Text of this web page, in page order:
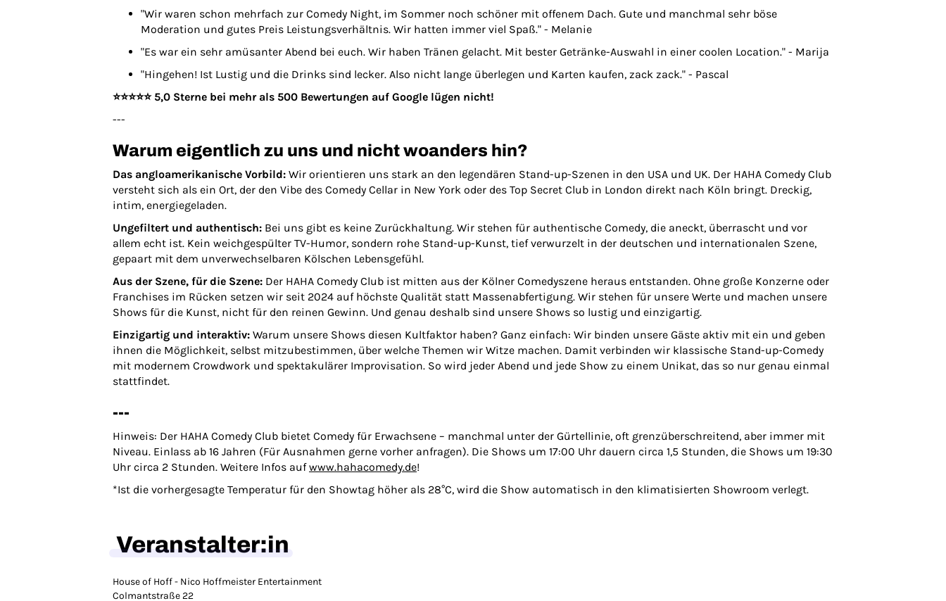
"Wir waren schon mehrfach zur Comedy Night, im Sommer noch schöner mit offenem Dach. Gute und manchmal sehr böse
Moderation und gutes Preis Leistungsverhältnis. Wir hatten immer viel Spaß." - Melanie
"Es war ein sehr amüsanter Abend bei euch. Wir haben Tränen gelacht. Mit bester Getränke-Auswahl in einer coolen Location." - Marija
"Hingehen! Ist Lustig und die Drinks sind lecker. Also nicht lange überlegen und Karten kaufen, zack zack." - Pascal
⭐️⭐️⭐️⭐️⭐️ 5,0 Sterne bei mehr als 500 Bewertungen auf Google lügen nicht!
---
Warum eigentlich zu uns und nicht woanders hin?
Das angloamerikanische Vorbild: Wir orientieren uns stark an den legendären Stand-up-Szenen in den USA und UK. Der HAHA Comedy Club
versteht sich als ein Ort, der den Vibe des Comedy Cellar in New York oder des Top Secret Club in London direkt nach Köln bringt. Dreckig,
intim, energiegeladen.
Ungefiltert und authentisch: Bei uns gibt es keine Zurückhaltung. Wir stehen für authentische Comedy, die aneckt, überrascht und vor
allem echt ist. Kein weichgespülter TV-Humor, sondern rohe Stand-up-Kunst, tief verwurzelt in der deutschen und internationalen Szene,
gepaart mit dem unverwechselbaren Kölschen Lebensgefühl.
Aus der Szene, für die Szene: Der HAHA Comedy Club ist mitten aus der Kölner Comedyszene heraus entstanden. Ohne große Konzerne oder
Franchises im Rücken setzen wir seit 2024 auf höchste Qualität statt Massenabfertigung. Wir stehen für unsere Werte und machen unsere
Shows für die Kunst, nicht für den reinen Gewinn. Und genau deshalb sind unsere Shows so lustig und einzigartig.
Einzigartig und interaktiv: Warum unsere Shows diesen Kultfaktor haben? Ganz einfach: Wir binden unsere Gäste aktiv mit ein und geben
ihnen die Möglichkeit, selbst mitzubestimmen, über welche Themen wir Witze machen. Damit verbinden wir klassische Stand-up-Comedy
mit modernem Crowdwork und spektakulärer Improvisation. So wird jeder Abend und jede Show zu einem Unikat, das so nur genau einmal
stattfindet.
---
Hinweis: Der HAHA Comedy Club bietet Comedy für Erwachsene – manchmal unter der Gürtellinie, oft grenzüberschreitend, aber immer mit
Niveau. Einlass ab 16 Jahren (Für Ausnahmen gerne vorher anfragen). Die Shows um 17:00 Uhr dauern circa 1,5 Stunden, die Shows um 19:30
Uhr circa 2 Stunden. Weitere Infos aufwww.hahacomedy.de!
*Ist die vorhergesagte Temperatur für den Showtag höher als 28°C, wird die Show automatisch in den klimatisierten Showroom verlegt.
Veranstalter:in
House of Hoff - Nico Hoffmeister Entertainment
Colmantstraße 22